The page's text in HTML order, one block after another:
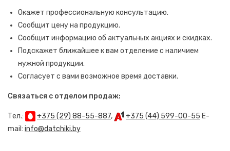
Окажет профессиональную консультацию.
Сообщит цену на продукцию.
Сообщит информацию об актуальных акциях и скидках.
Подскажет ближайшее к вам отделение с наличием
нужной продукции.
Согласует с вами возможное время доставки.
Связаться с отделом продаж:
Тел.: +375 (29) 88-55-887, +375 (44) 599-00-55 E-
mail: info@datchiki.by